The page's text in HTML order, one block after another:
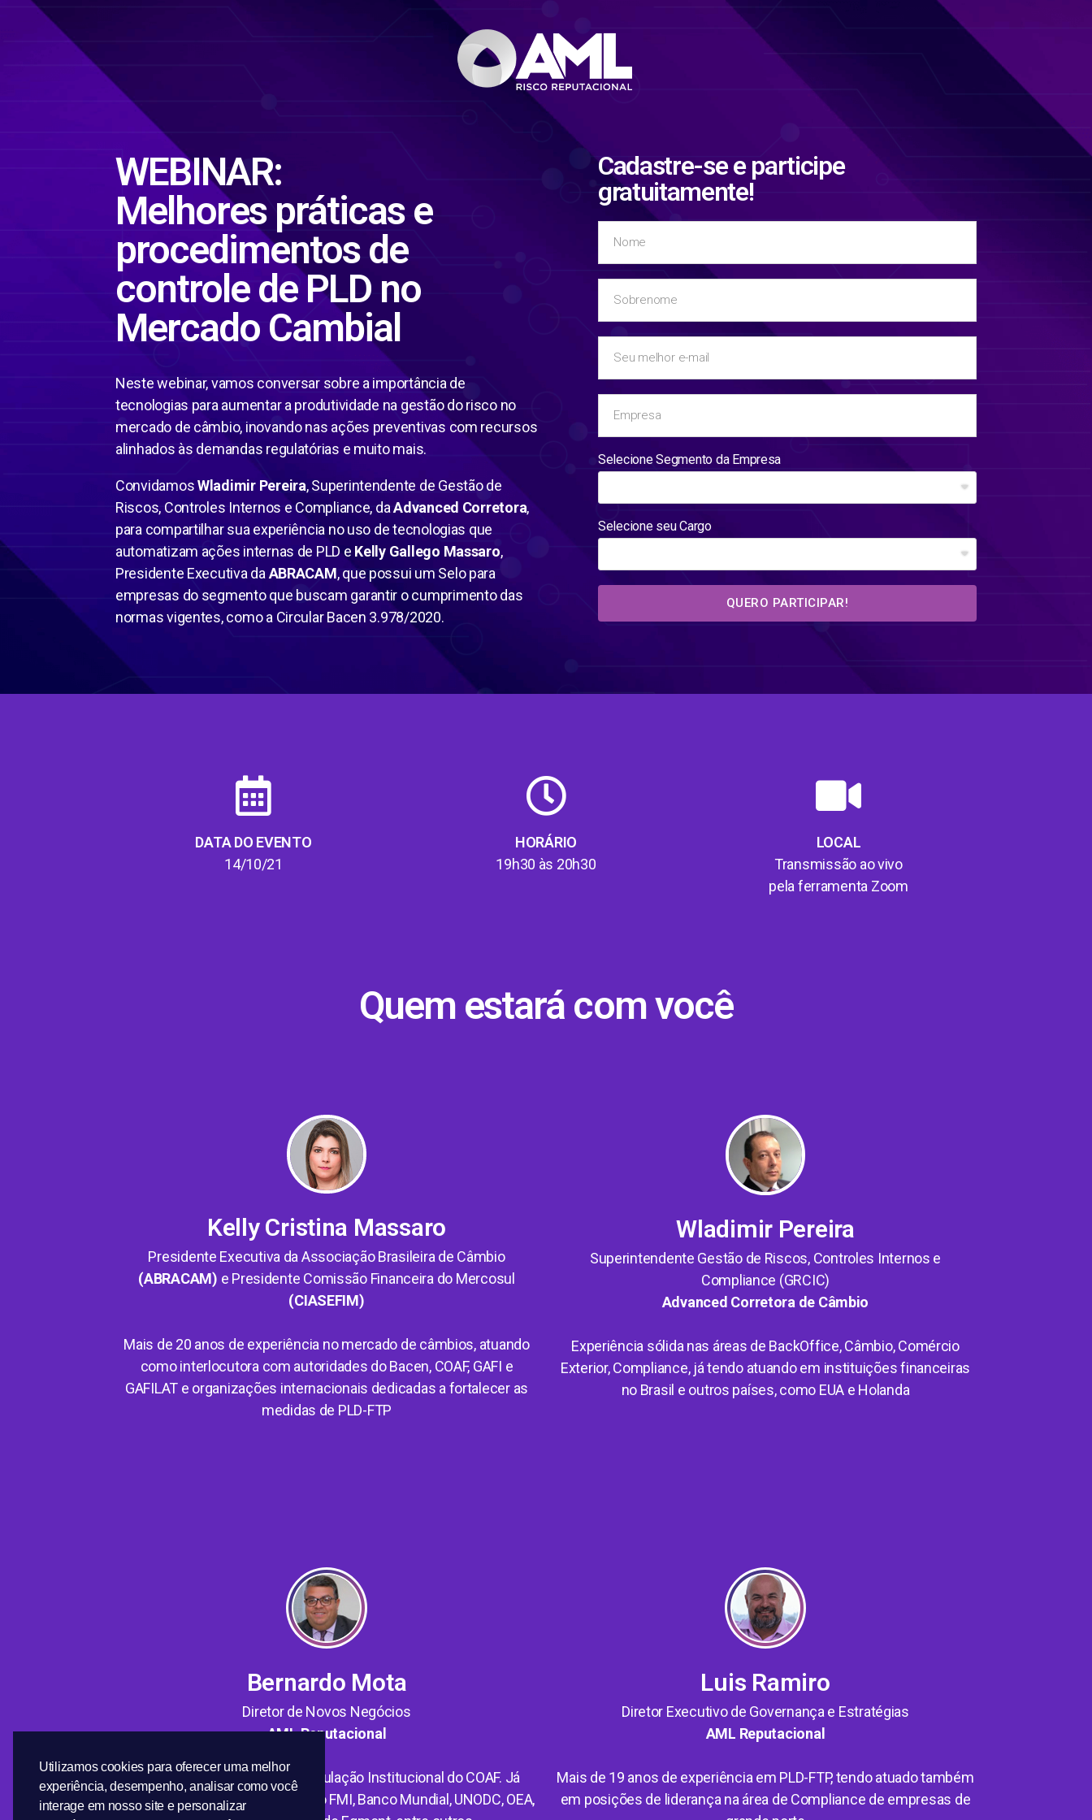
Utilizamos cookies para oferecer uma melhor
experiência, desempenho, analisar como você
interage em nosso site e personalizar
WEBINAR:
Melhores práticas e
procedimentos de
controle de PLD no
Mercado Cambial
Neste webinar, vamos conversar sobre a importância de
tecnologias para aumentar a produtividade na gestão do risco no
mercado de câmbio, inovando nas ações preventivas com recursos
alinhados às demandas regulatórias e muito mais.
ConvidamosWladimir Pereira, Superintendente de Gestão de
Riscos, Controles Internos e Compliance, daAdvanced Corretora,
para compartilhar sua experiência no uso de tecnologias que
automatizam ações internas de PLD e Kelly Gallego Massaro,
Presidente Executiva da ABRACAM, que possui um Selo para
empresas do segmento que buscam garantir o cumprimento das
normas vigentes, como a Circular Bacen 3.978/2020.
Cadastre-se e participe
gratuitamente!
Selecione Segmento da Empresa
Selecione seu Cargo
QUERO PARTICIPAR!
DATA DO EVENTO
14/10/21
HORÁRIO
19h30 às 20h30
LOCAL
Transmissão ao vivo
pela ferramenta Zoom
Quem estará com você
Kelly Cristina Massaro
Presidente Executiva da Associação Brasileira de Câmbio
(ABRACAM) e Presidente Comissão Financeira do Mercosul
(CIASEFIM)
Mais de 20 anos de experiência no mercado de câmbios, atuando
como interlocutora com autoridades do Bacen, COAF, GAFI e
GAFILAT e organizações internacionais dedicadas a fortalecer as
medidas de PLD-FTP
Wladimir Pereira
Superintendente Gestão de Riscos, Controles Internos e
Compliance (GRCIC)
Advanced Corretora de Câmbio
Experiência sólida nas áreas de BackOffice, Câmbio, Comércio
Exterior, Compliance, já tendo atuando em instituições financeiras
no Brasil e outros países, como EUA e Holanda
Bernardo Mota
Diretor de Novos Negócios
AML Reputacional
Foi Coordenador-Geral de Articulação Institucional do COAF. Já
atuou como consultor externo do FMI, Banco Mundial, UNODC, OEA,
Luis Ramiro
Diretor Executivo de Governança e Estratégias
AML Reputacional
Mais de 19 anos de experiência em PLD-FTP, tendo atuado também
em posições de liderança na área de Compliance de empresas de